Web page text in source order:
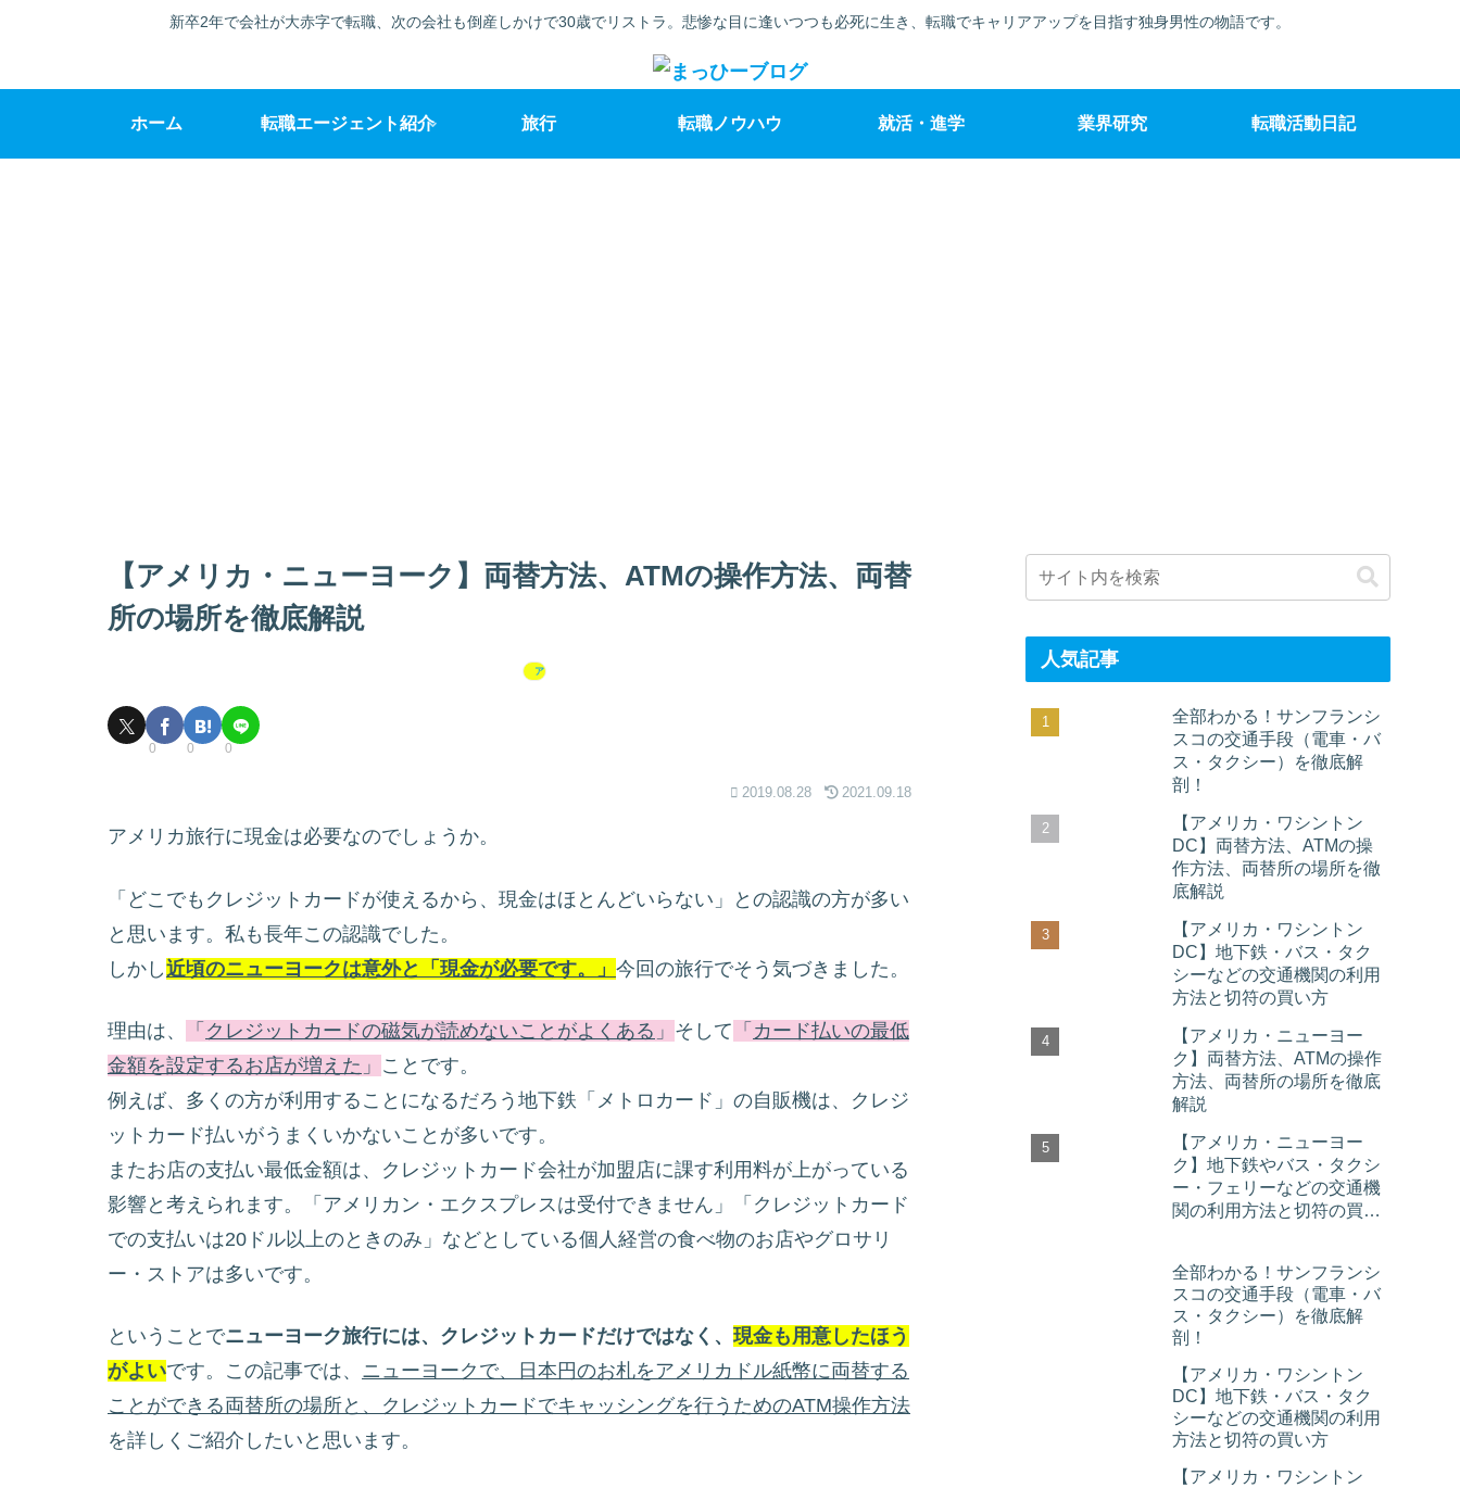
新卒2年で会社が大赤字で転職、次の会社も倒産しかけで30歳でリストラ。悲惨な目に逢いつつも必死に生き、転職でキャリアアップを目指す独身男性の物語です。
ホーム 転職エージェント紹介 旅行 転職ノウハウ 就活・進学 業界研究 転職活動日記
【アメリカ・ニューヨーク】両替方法、ATMの操作方法、両替
所の場所を徹底解説
アメリカ合衆国
0 0 0
2019.08.28 2021.09.18
アメリカ旅行に現金は必要なのでしょうか。
「どこでもクレジットカードが使えるから、現金はほとんどいらない」との認識の方が多い
と思います。私も長年この認識でした。
しかし近頃のニューヨークは意外と「現金が必要です。」 今回の旅行でそう気づきました。
理由は、 「 クレジットカードの磁気が読めないことがよくある 」 そして 「 カード払いの最低
金額を設定するお店が増えた 」 ことです。
例えば、多くの方が利用することになるだろう地下鉄「メトロカード」の自販機は、クレジ
ットカード払いがうまくいかないことが多いです。
またお店の支払い最低金額は、クレジットカード会社が加盟店に課す利用料が上がっている
影響と考えられます。「アメリカン・エクスプレスは受付できません」「クレジットカード
での支払いは20ドル以上のときのみ」などとしている個人経営の食べ物のお店やグロサリ
ー・ストアは多いです。
ということでニューヨーク旅行には、クレジットカードだけではなく、 現金も用意したほう
がよいです。この記事では、 ニューヨークで、日本円のお札をアメリカドル紙幣に両替する
ことができる両替所の場所と、クレジットカードでキャッシングを行うためのATM操作方法
を詳しくご紹介したいと思います。
人気記事
全部わかる！サンフランシ
スコの交通手段（電車・バ
ス・タクシー）を徹底解
剖！
【アメリカ・ワシントン
DC】両替方法、ATMの操
作方法、両替所の場所を徹
底解説
【アメリカ・ワシントン
DC】地下鉄・バス・タク
シーなどの交通機関の利用
方法と切符の買い方
【アメリカ・ニューヨー
ク】両替方法、ATMの操作
方法、両替所の場所を徹底
解説
【アメリカ・ニューヨー
ク】地下鉄やバス・タクシ
ー・フェリーなどの交通機
関の利用方法と切符の買い
全部わかる！サンフランシ
スコの交通手段（電車・バ
ス・タクシー）を徹底解
剖！
【アメリカ・ワシントン
DC】地下鉄・バス・タク
シーなどの交通機関の利用
方法と切符の買い方
【アメリカ・ワシントン